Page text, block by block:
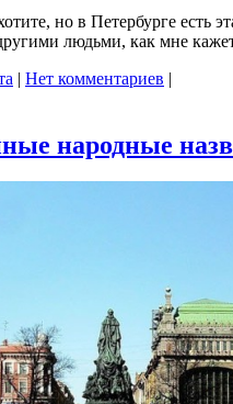
но в Петербурге
людьми, как мне
| Нет комментариев |
народные